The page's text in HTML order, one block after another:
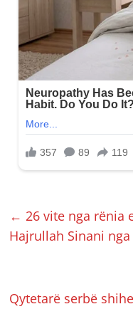
← 26 vite nga rënia
Hajrullah Sinani nga
Qytetarë serbë